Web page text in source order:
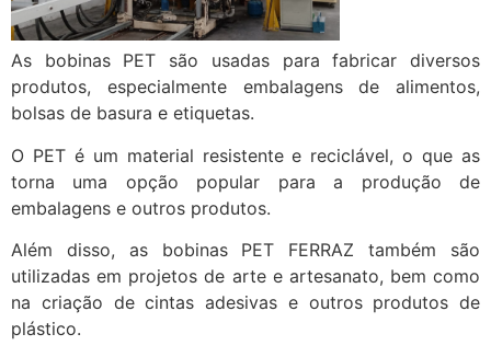
As bobinas PET são usadas para fabricar diversos
produtos, especialmente embalagens de alimentos,
bolsas de basura e etiquetas.
O PET é um material resistente e reciclável, o que as
torna uma opção popular para a produção de
embalagens e outros produtos.
Além disso, as bobinas PET FERRAZ também são
utilizadas em projetos de arte e artesanato, bem como
na criação de cintas adesivas e outros produtos de
plástico.